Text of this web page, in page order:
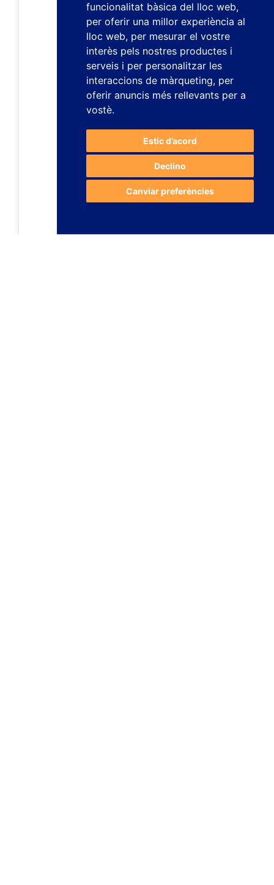
funcionalitat bàsica del lloc web,
per oferir una millor experiència al
lloc web, per mesurar el vostre
interès pels nostres productes i
serveis i per personalitzar les
interaccions de màrqueting, per
oferir anuncis més rellevants per a
vostè.
Estic d’acord
Declino
Canviar preferències